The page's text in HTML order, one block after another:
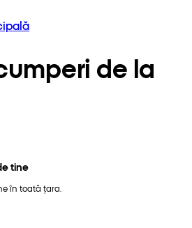
de la
tine
în toată țara.